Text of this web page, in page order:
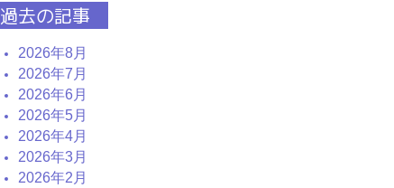
過去の記事
2026年8月
2026年7月
2026年6月
2026年5月
2026年4月
2026年3月
2026年2月